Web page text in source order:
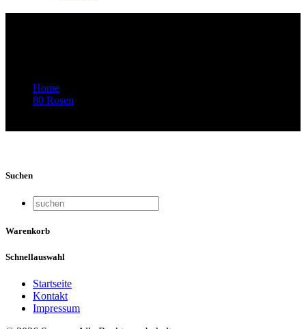
Home
80 Rosen
Suchen
Warenkorb
Schnellauswahl
Startseite
Kontakt
Impressum